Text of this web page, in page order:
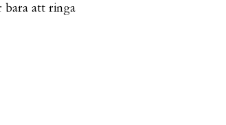
bara att ringa